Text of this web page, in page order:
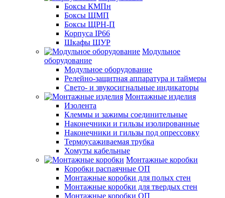
Боксы КМПн
Боксы ЩМП
Боксы ЩРН-П
Корпуса IP66
Шкафы ЩУР
Модульное
оборудование
Модульное оборудование
Релейно-защитная аппаратура и таймеры
Свето- и звукосигнальные индикаторы
Монтажные изделия
Изолента
Клеммы и зажимы соединительные
Наконечники и гильзы изолированные
Наконечники и гильзы под опрессовку
Термоусаживаемая трубка
Хомуты кабельные
Монтажные коробки
Коробки распаячные ОП
Монтажные коробки для полых стен
Монтажные коробки для твердых стен
Монтажные коробки ОП